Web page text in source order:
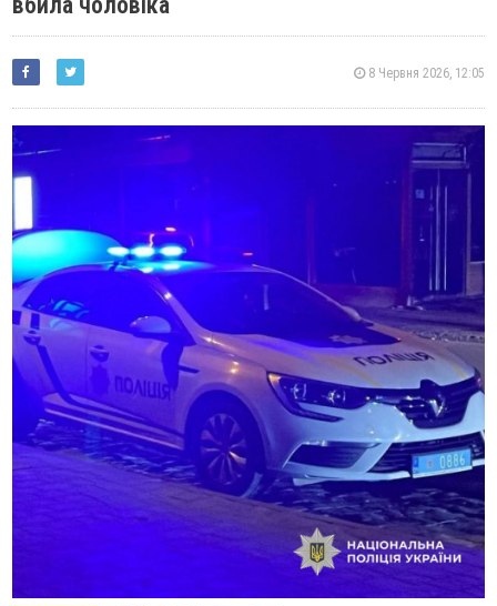
8 Червня 2026, 12:05